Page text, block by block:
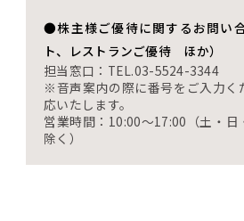
●株主様ご優待に関するお問い
ト、レストランご優待 ほか）
担当窓口：TEL.03-5524-3344
※音声案内の際に番号をご入力く
応いたします。
営業時間：10:00～17:00（土・日
除く）